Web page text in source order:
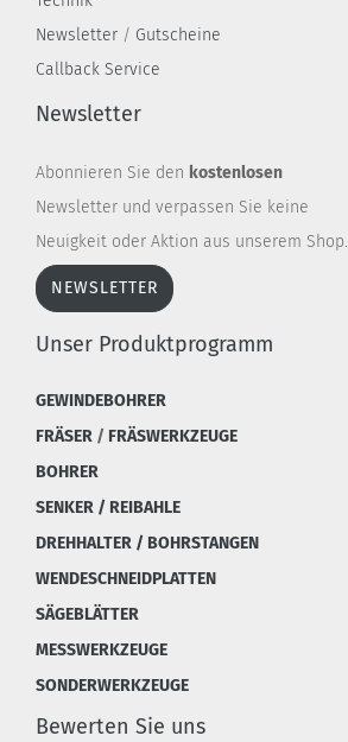
Newsletter / Gutscheine
Callback Service
Newsletter
Abonnieren Sie den kostenlosen
Newsletter und verpassen Sie keine
Neuigkeit oder Aktion aus unserem Shop.
NEWSLETTER
Unser Produktprogramm
GEWINDEBOHRER
FRÄSER / FRÄSWERKZEUGE
BOHRER
SENKER / REIBAHLE
DREHHALTER / BOHRSTANGEN
WENDESCHNEIDPLATTEN
SÄGEBLÄTTER
MESSWERKZEUGE
SONDERWERKZEUGE
Bewerten Sie uns